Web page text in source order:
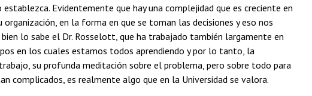
Evidentemente que hay una complejidad que es creciente en
en la forma en que se toman las decisiones y eso nos
lo sabe el Dr. Rosselott, que ha trabajado también largamente en
en los cuales estamos todos aprendiendo y por lo tanto, la
su profunda meditación sobre el problema, pero sobre todo para
complicados, es realmente algo que en la Universidad se valora.